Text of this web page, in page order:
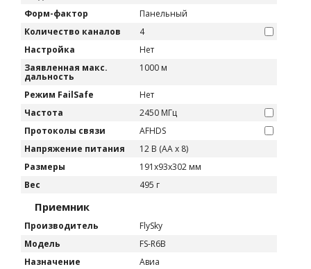
Форм-фактор
Панельный
Количество каналов
4
Настройка
Нет
Заявленная макс.
дальность
1000 м
Режим FailSafe
Нет
Частота
2450 МГц
Протоколы связи
AFHDS
Напряжение питания
12 В (АА х 8)
Размеры
191x93x302 мм
Вес
495 г
Приемник
Производитель
FlySky
Модель
FS-R6B
Назначение
Авиа